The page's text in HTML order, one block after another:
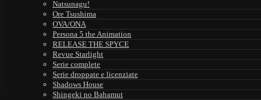
Natsunagu!
Ore Tsushima
OVA/ONA
Persona 5 the Animation
RELEASE THE SPYCE
Revue Starlight
Serie complete
Serie droppate e licenziate
Shadows House
Shingeki no Bahamut